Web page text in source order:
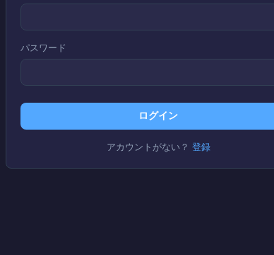
パスワード
ログイン
アカウントがない？ 登録